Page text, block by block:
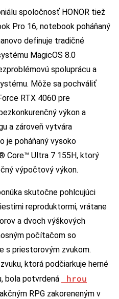
spoločnosť HONOR tiež
Pro 16, notebook poháňaný
definuje tradičné
MagicOS 8.0
spoluprácu a
Môže sa pochváliť
RTX 4060 pre
výkon a
a zároveň vytvára
je poháňaný vysoko
Core™ Ultra 7 155H, ktorý
výpočtový výkon.
skutočne pohlcujúci
reproduktormi, vrátane
a dvoch výškových
počítačom so
s priestorovým zvukom.
ktorá podčiarkuje herné
bola potvrdená
hrou
RPG zakoreneným v